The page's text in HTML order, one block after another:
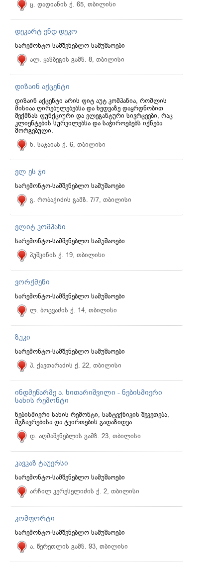
ც. დადიანის ქ. 65, თბილისი
დეკარტ ენდ დეკო
სარემონტო-სამშენებლო სამუშაოები
ალ. ყაზბეგის გამზ. 8, თბილისი
დიზაინ აქცენტი
დიზაინ აქცენტი არის ფიტ აუტ კომპანია, რომლის
მისიაა ღირებულებებსა და ხედვაზე დაყრდნობით
შექმნას ფუნქციური და ელეგანტური სივრცეები, რაც
კლიენტების სურვილებსა და საჭიროებებს იქნება
მორგებული.
ნ. საჯაიას ქ. 6, თბილისი
ელ ეს ჯი
სარემონტო-სამშენებლო სამუშაოები
გ. რობაქიძის გამზ. 7/7, თბილისი
ელიტ კომპანი
სარემონტო-სამშენებლო სამუშაოები
პუშკინის ქ. 19, თბილისი
ვორქმენი
სარემონტო-სამშენებლო სამუშაოები
ლ. ბოცვაძის ქ. 14, თბილისი
ზუკი
სარემონტო-სამშენებლო სამუშაოები
პ. ქავთარაძის ქ. 22, თბილისი
ინდმეწარმე ა. ხითარიშვილი - ნებისმიერი
სახის რემონტი
ნებისმიერი სახის რემონტი, სანტექნიკის შეკეთება,
მგზავრებისა და ტვირთების გადაზიდვა
დ. აღმაშენებლის გამზ. 23, თბილისი
კავკაზ ტაუერსი
სარემონტო-სამშენებლო სამუშაოები
არჩილ კერესელიძის ქ. 2, თბილისი
კომფორტი
სარემონტო-სამშენებლო სამუშაოები
ა. წერეთლის გამზ. 93, თბილისი